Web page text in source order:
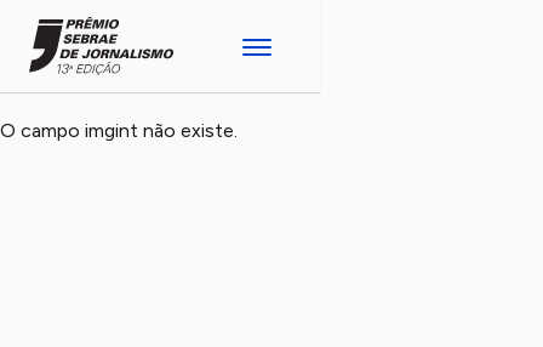
O campo imgint não existe.